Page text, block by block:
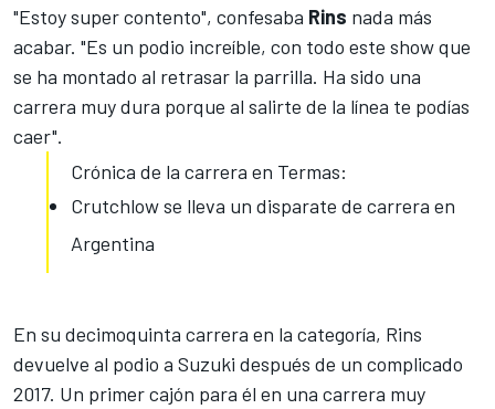
"Estoy super contento", confesaba Rins nada más
acabar. "Es un podio increíble, con todo este show que
se ha montado al retrasar la parrilla. Ha sido una
carrera muy dura porque al salirte de la línea te podías
caer".
Crónica de la carrera en Termas:
Crutchlow se lleva un disparate de carrera en
Argentina
En su decimoquinta carrera en la categoría, Rins
devuelve al podio a Suzuki después de un complicado
2017. Un primer cajón para él en una carrera muy